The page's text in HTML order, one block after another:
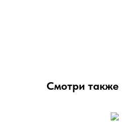
Смотри также